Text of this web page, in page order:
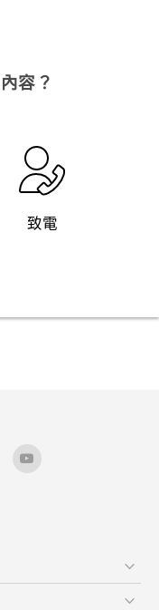
容？
致電